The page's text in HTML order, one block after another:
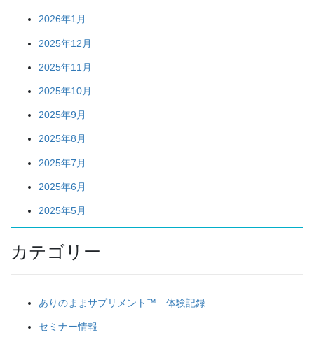
2026年1月
2025年12月
2025年11月
2025年10月
2025年9月
2025年8月
2025年7月
2025年6月
2025年5月
カテゴリー
ありのままサプリメント™ 体験記録
セミナー情報